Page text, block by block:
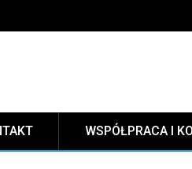
styl do wnętrza i dbać o trwałość
WSPÓŁPRACA I